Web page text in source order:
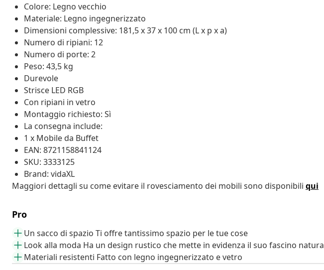
Colore: Legno vecchio
Materiale: Legno ingegnerizzato
Dimensioni complessive: 181,5 x 37 x 100 cm (L x p x a)
Numero di ripiani: 12
Numero di porte: 2
Peso: 43,5 kg
Durevole
Strisce LED RGB
Con ripiani in vetro
Montaggio richiesto: Sì
La consegna include:
1 x Mobile da Buffet
EAN: 8721158841124
SKU: 3333125
Brand: vidaXL
Maggiori dettagli su come evitare il rovesciamento dei mobili sono disponibili qui
Pro
Un sacco di spazio Ti offre tantissimo spazio per le tue cose
Look alla moda Ha un design rustico che mette in evidenza il suo fascino
Materiali resistenti Fatto con legno ingegnerizzato e vetro